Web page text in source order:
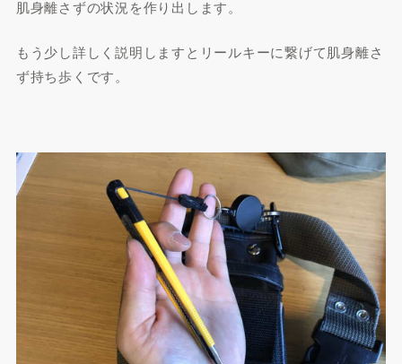
肌身離さずの状況を作り出します。
もう少し詳しく説明しますとリールキーに繋げて肌身離さ
ず持ち歩くです。